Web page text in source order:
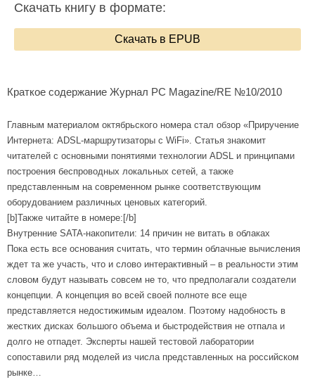
Скачать книгу в формате:
Скачать в EPUB
Краткое содержание Журнал PC Magazine/RE №10/2010
Главным материалом октябрьского номера стал обзор «Приручение
Интернета: ADSL-маршрутизаторы с WiFi». Статья знакомит
читателей с основными понятиями технологии ADSL и принципами
построения беспроводных локальных сетей, а также
представленным на современном рынке соответствующим
оборудованием различных ценовых категорий.
[b]Также читайте в номере:[/b]
Внутренние SATA-накопители: 14 причин не витать в облаках
Пока есть все основания считать, что термин облачные вычисления
ждет та же участь, что и слово интерактивный – в реальности этим
словом будут называть совсем не то, что предполагали создатели
концепции. А концепция во всей своей полноте все еще
представляется недостижимым идеалом. Поэтому надобность в
жестких дисках большого объема и быстродействия не отпала и
долго не отпадет. Эксперты нашей тестовой лаборатории
сопоставили ряд моделей из числа представленных на российском
рынке…